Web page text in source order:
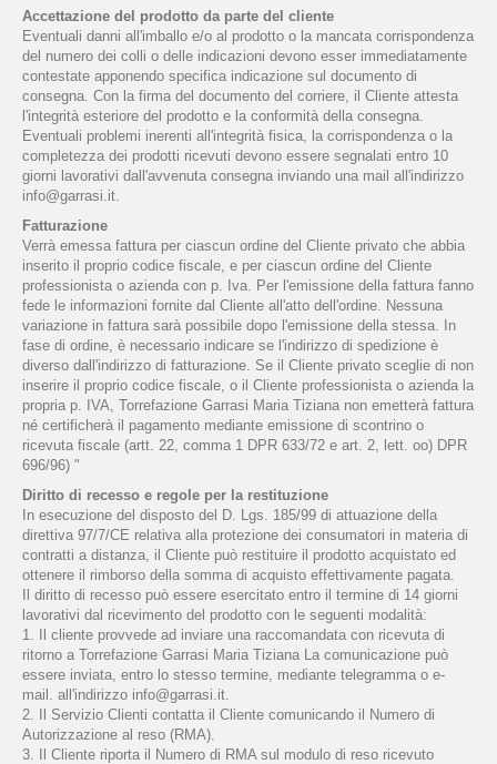
Accettazione del prodotto da parte del cliente
Eventuali danni all'imballo e/o al prodotto o la mancata corrispondenza
del numero dei colli o delle indicazioni devono esser immediatamente
contestate apponendo specifica indicazione sul documento di
consegna. Con la firma del documento del corriere, il Cliente attesta
l'integrità esteriore del prodotto e la conformità della consegna.
Eventuali problemi inerenti all'integrità fisica, la corrispondenza o la
completezza dei prodotti ricevuti devono essere segnalati entro 10
giorni lavorativi dall'avvenuta consegna inviando una mail all'indirizzo
info@garrasi.it.
Fatturazione
Verrà emessa fattura per ciascun ordine del Cliente privato che abbia
inserito il proprio codice fiscale, e per ciascun ordine del Cliente
professionista o azienda con p. Iva. Per l'emissione della fattura fanno
fede le informazioni fornite dal Cliente all'atto dell'ordine. Nessuna
variazione in fattura sarà possibile dopo l'emissione della stessa. In
fase di ordine, è necessario indicare se l'indirizzo di spedizione è
diverso dall'indirizzo di fatturazione. Se il Cliente privato sceglie di non
inserire il proprio codice fiscale, o il Cliente professionista o azienda la
propria p. IVA, Torrefazione Garrasi Maria Tiziana non emetterà fattura
né certificherà il pagamento mediante emissione di scontrino o
ricevuta fiscale (artt. 22, comma 1 DPR 633/72 e art. 2, lett. oo) DPR
696/96) "
Diritto di recesso e regole per la restituzione
In esecuzione del disposto del D. Lgs. 185/99 di attuazione della
direttiva 97/7/CE relativa alla protezione dei consumatori in materia di
contratti a distanza, il Cliente può restituire il prodotto acquistato ed
ottenere il rimborso della somma di acquisto effettivamente pagata.
Il diritto di recesso può essere esercitato entro il termine di 14 giorni
lavorativi dal ricevimento del prodotto con le seguenti modalità:
1. Il cliente provvede ad inviare una raccomandata con ricevuta di
ritorno a Torrefazione Garrasi Maria Tiziana La comunicazione può
essere inviata, entro lo stesso termine, mediante telegramma o e-
mail. all'indirizzo info@garrasi.it.
2. Il Servizio Clienti contatta il Cliente comunicando il Numero di
Autorizzazione al reso (RMA).
3. Il Cliente riporta il Numero di RMA sul modulo di reso ricevuto